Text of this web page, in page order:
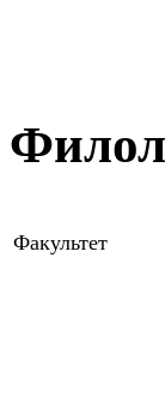
Факультет